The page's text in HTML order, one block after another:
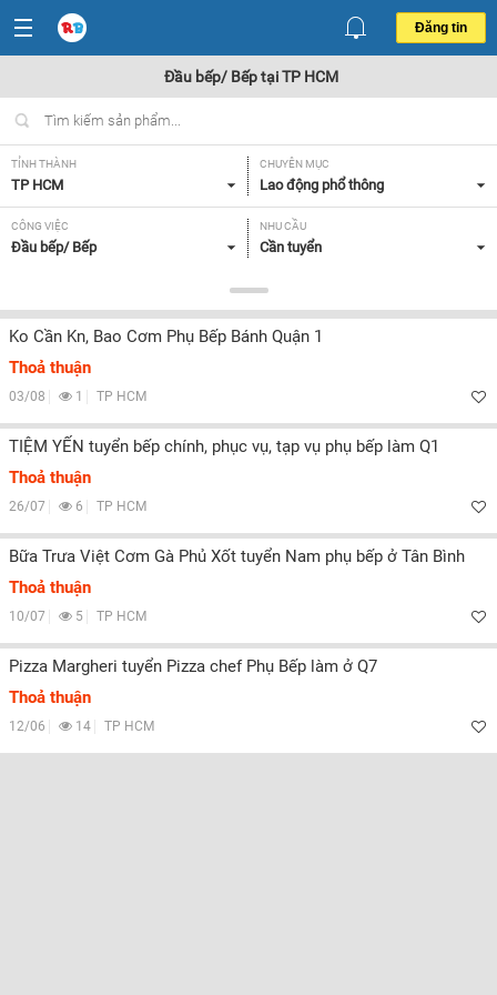
Đăng tin
Đầu bếp/ Bếp tại TP HCM
TỈNH THÀNH
TP HCM
CHUYÊN MỤC
Lao động phổ thông
CÔNG VIỆC
Đầu bếp/ Bếp
NHU CẦU
Cần tuyển
Tất cả
Ko Cần Kn, Bao Cơm Phụ Bếp Bánh Quận 1
Thoả thuận
03/08 1 TP HCM
TIỆM YẾN tuyển bếp chính, phục vụ, tạp vụ phụ bếp làm Q1
Thoả thuận
26/07 6 TP HCM
Bữa Trưa Việt Cơm Gà Phủ Xốt tuyển Nam phụ bếp ở Tân Bình
Thoả thuận
10/07 5 TP HCM
Pizza Margheri tuyển Pizza chef Phụ Bếp làm ở Q7
Thoả thuận
12/06 14 TP HCM